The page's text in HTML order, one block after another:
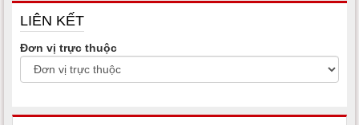
LIÊN KẾT
Đơn vị trực thuộc